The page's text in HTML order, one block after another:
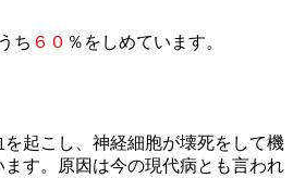
ち ６０ ％をしめています。
起こし、神経細胞が壊死をして機
す。原因は今の現代病とも言われ